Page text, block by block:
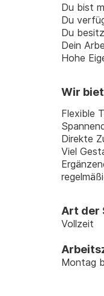
Du bist
Du
Du
Dein
Hohe
Wir
Flexible
Direkte
Viel
Art der
Vollzeit
Montag